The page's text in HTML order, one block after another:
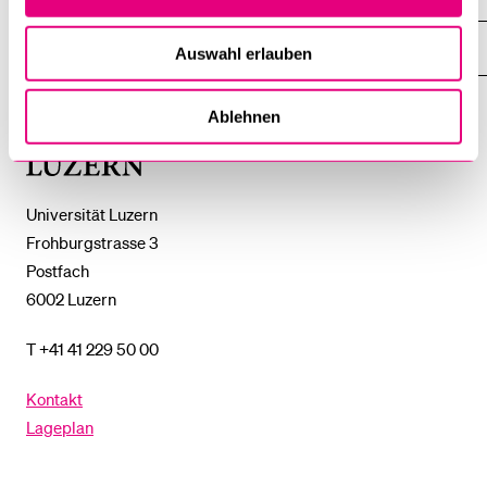
Auswahl erlauben
Ablehnen
Luzern
Universität Luzern
Frohburgstrasse 3
Postfach
6002 Luzern
T +41 41 229 50 00
Kontakt
Lageplan
DAS
%1$S
DAS
%1$S